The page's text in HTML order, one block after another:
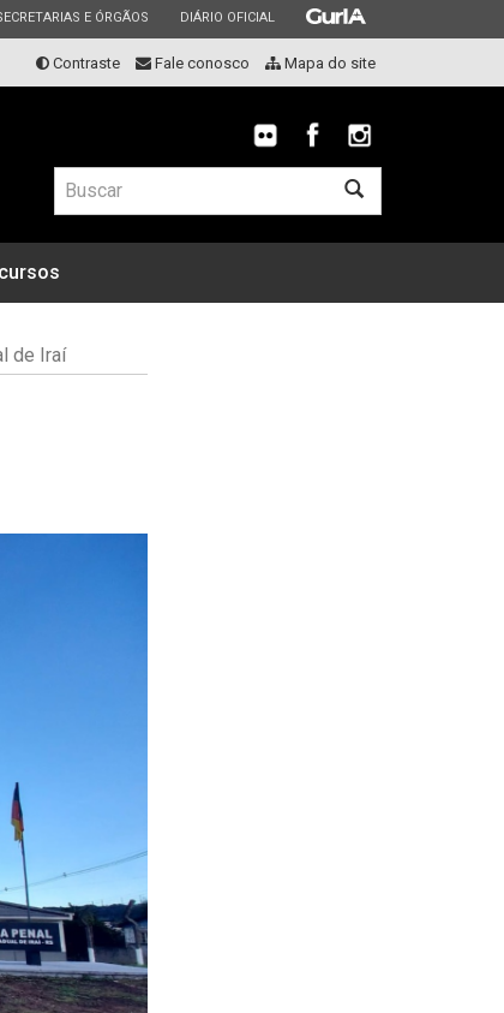
E ÓRGÃOS ESTADO
DIÁRIO OFICIAL ESTADO
Contraste Fale conosco Mapa do site
de Iraí